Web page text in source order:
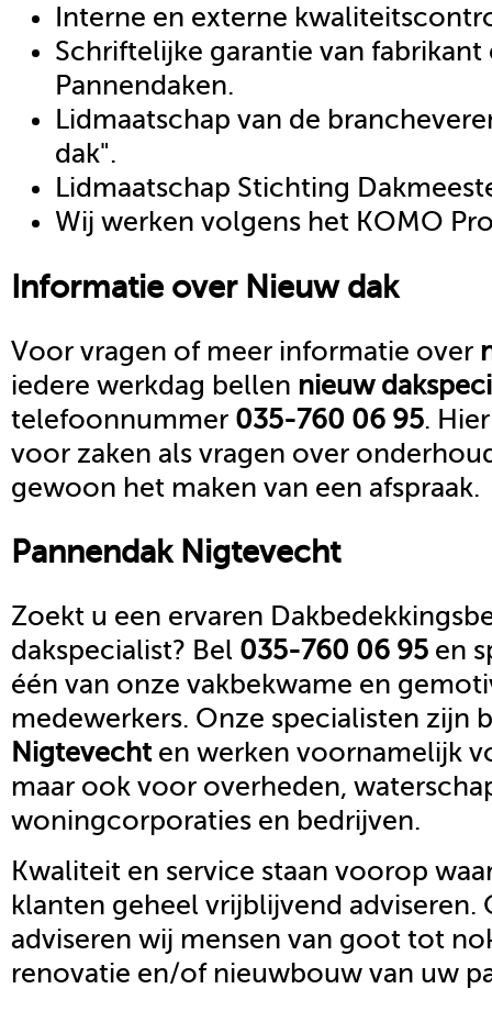
Interne en externe
Schriftelijke garantie van fabrikant
Pannendaken.
Lidmaatschap van de
dak".
Lidmaatschap Stichting
Wij werken volgens het KOMO
Informatie over Nieuw dak
Voor vragen of meer informatie over
iedere werkdag bellen nieuw dak
telefoonnummer 035-760 06 95.
voor zaken als vragen over
gewoon het maken van een afspraak.
Pannendak Nigtevecht
Zoekt u een ervaren
dakspecialist? Bel 035-760 06 95 en
één van onze vakbekwame en
medewerkers. Onze specialisten zijn
Nigtevechten werken voornamelijk
maar ook voor overheden,
woningcorporaties en bedrijven.
Kwaliteit en service staan voorop
klanten geheel vrijblijvend adviseren.
adviseren wij mensen van goot tot
renovatie en/of nieuwbouw van uw